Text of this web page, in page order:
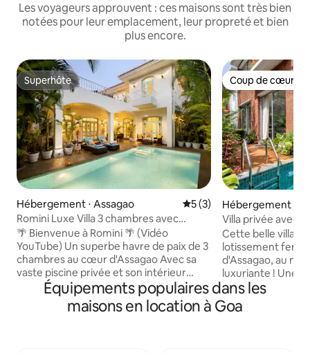
Les voyageurs approuvent : ces maisons sont très bien
notées pour leur emplacement, leur propreté et bien
plus encore.
Superhôte
Superhôte
Hébergement ⋅ Assagao Évaluation moyenne sur
5 (3)
Romini Luxe Villa 3 chambres avec
piscine privée|À 15 min d'Ozran Beach
🌴 Bienvenue à Romini 🌴 (Vidéo
YouTube) Un superbe havre de paix de 3
chambres au cœur d'Assagao Avec sa
vaste piscine privée et son intérieur
élégant, c'est le mélange parfait de luxe
et de confort. Emplacement : 🍸 À
seulement 5 min en voiture d'Izumi,
Coup de cœur
Coup de cœur
Hébergement ⋅
Villa privée avec
à 10 min d'Anjuna
Cette belle villa
lotissement
d'Assagao, au
luxuriante ! Une
digne d'Insta ! La villa dispose d'un grand
salon et de 2
bains attenantes,
Équipements populaires dans les
maisons en location à Goa